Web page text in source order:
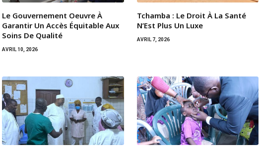
Le Gouvernement Oeuvre À
Garantir Un Accès Équitable Aux
Soins De Qualité
AVRIL 10, 2026
Tchamba : Le Droit À La Santé
N’Est Plus Un Luxe
AVRIL 7, 2026